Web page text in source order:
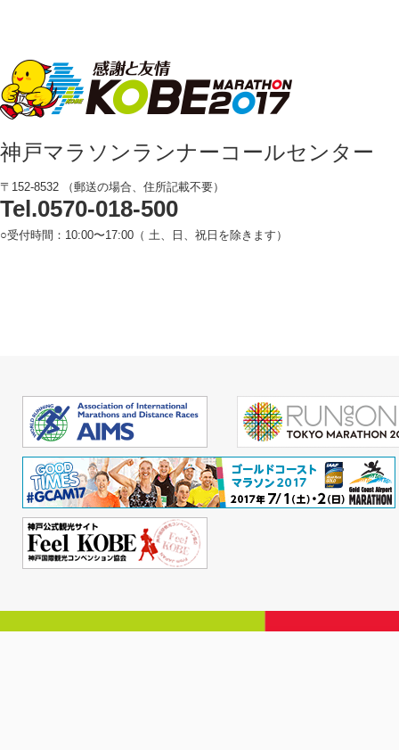
神戸マラソンランナーコールセンター
〒152-8532 （郵送の場合、住所記載不要）
Tel.0570-018-500
○受付時間：10:00〜17:00（ 土、日、祝日を除きます）